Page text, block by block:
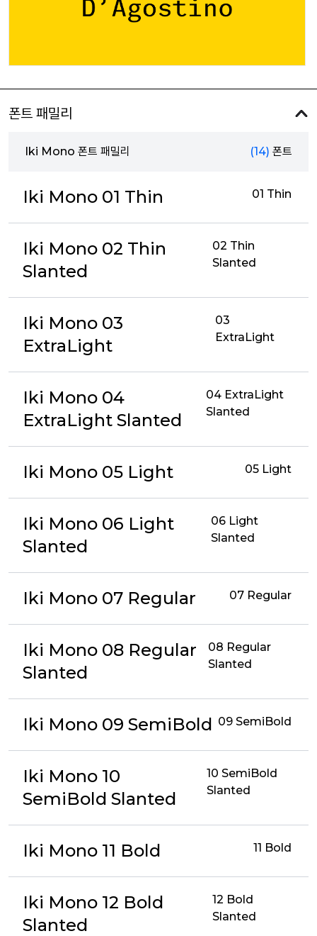
폰트 패밀리
Iki Mono 폰트 패밀리 (14) 폰트
Iki Mono 01 Thin 01 Thin
Iki Mono 02 Thin
Slanted
02 Thin
Slanted
Iki Mono 03
ExtraLight
03
ExtraLight
Iki Mono 04
ExtraLight Slanted
04 ExtraLight
Slanted
Iki Mono 05 Light 05 Light
Iki Mono 06 Light
Slanted
06 Light
Slanted
Iki Mono 07 Regular 07 Regular
Iki Mono 08 Regular
Slanted
08 Regular
Slanted
Iki Mono 09 SemiBold 09 SemiBold
Iki Mono 10
SemiBold Slanted
10 SemiBold
Slanted
Iki Mono 11 Bold 11 Bold
Iki Mono 12 Bold
Slanted
12 Bold
Slanted